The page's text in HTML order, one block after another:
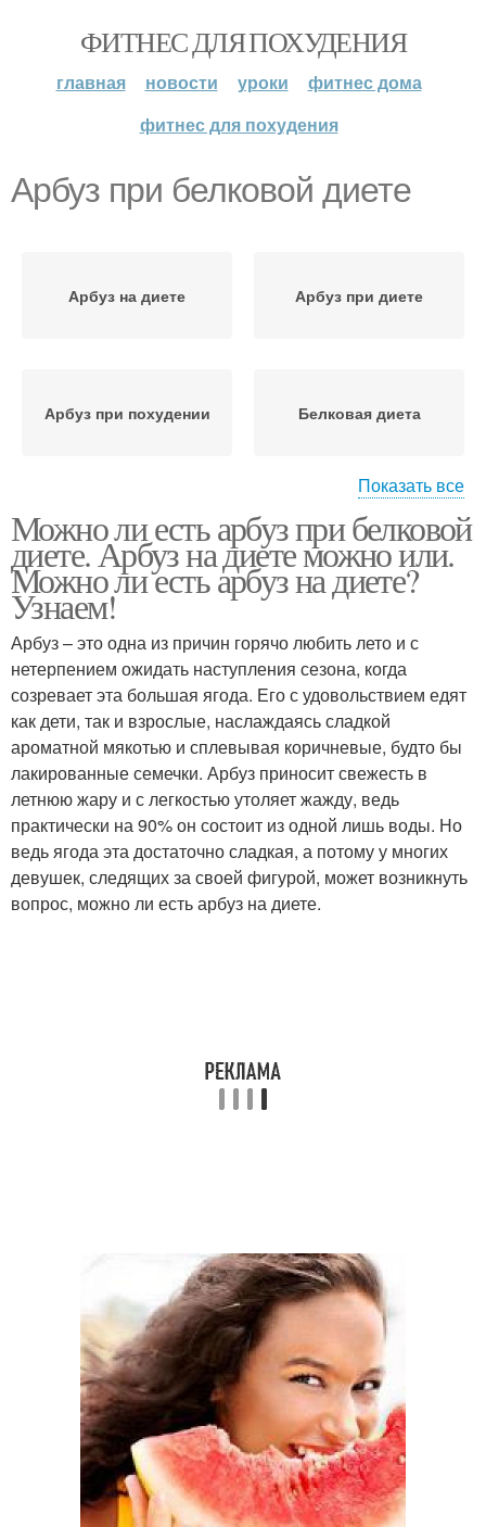
ФИТНЕС ДЛЯ ПОХУДЕНИЯ
главная новости уроки
фитнес дома
фитнес для похудения
Арбуз при белковой диете
Арбуз на диете Арбуз при диете
Арбуз при похудении Белковая диета
Диета для любителей Арбуз в диетах
Белковый коктейль Коктейль с арбузом
Арбуз при диабете Арбуз при панкреатите
Показать все
Можно ли есть арбуз при белковой
диете. Арбуз на диете можно или.
Можно ли есть арбуз на диете?
Узнаем!
Арбуз – это одна из причин горячо любить лето и с
нетерпением ожидать наступления сезона, когда
созревает эта большая ягода. Его с удовольствием едят
как дети, так и взрослые, наслаждаясь сладкой
ароматной мякотью и сплевывая коричневые, будто бы
лакированные семечки. Арбуз приносит свежесть в
летнюю жару и с легкостью утоляет жажду, ведь
практически на 90% он состоит из одной лишь воды. Но
ведь ягода эта достаточно сладкая, а потому у многих
девушек, следящих за своей фигурой, может возникнуть
вопрос, можно ли есть арбуз на диете.